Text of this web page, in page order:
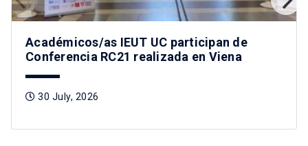
Académicos/as IEUT UC participan de
Conferencia RC21 realizada en Viena
30 July, 2026